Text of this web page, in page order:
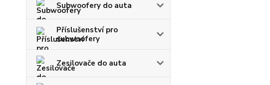
Subwoofery do auta
Příslušenství pro
subwoofery
Zesilovače do auta